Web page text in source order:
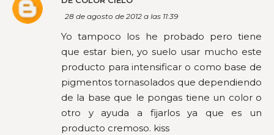
28 de agosto de 2012 a las 11:39
Yo tampoco los he probado pero tiene
que estar bien, yo suelo usar mucho este
producto para intensificar o como base de
pigmentos tornasolados que dependiendo
de la base que le pongas tiene un color o
otro y ayuda a fijarlos ya que es un
producto cremoso. kiss